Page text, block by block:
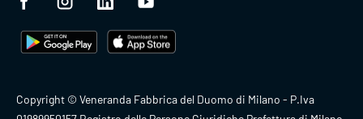
Copyright © Veneranda Fabbrica del Duomo di Milano - P.Iva